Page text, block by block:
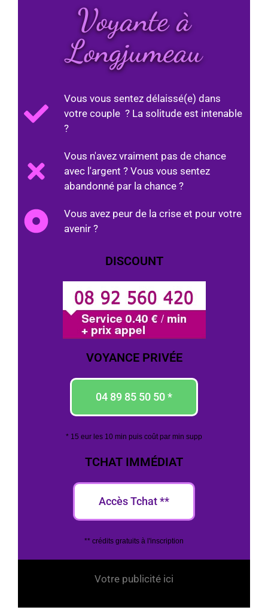
Voyante à
Longjumeau
Vous vous sentez délaissé(e) dans
votre couple ? La solitude est intenable
?
Vous n'avez vraiment pas de chance
avec l'argent ? Vous vous sentez
abandonné par la chance ?
Vous avez peur de la crise et pour votre
avenir ?
DISCOUNT
VOYANCE PRIVÉE
04 89 85 50 50 *
* 15 eur les 10 min puis coût par min supp
TCHAT IMMÉDIAT
Accès Tchat **
** crédits gratuits à l'inscription
Votre publicité ici